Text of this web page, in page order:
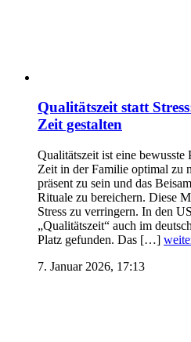
Qualitätszeit statt
Zeit gestalten
Qualitätszeit ist eine bewusste
Zeit in der Familie optimal zu
präsent zu sein und das
Rituale zu bereichern. Diese
Stress zu verringern. In den
„Qualitätszeit“ auch im
Platz gefunden. Das […]
7. Januar 2026, 17:13